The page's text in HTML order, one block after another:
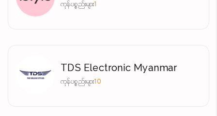
ကုန်ပစ္စည်းများ
TDS Electronic Myanmar
ကုန်ပစ္စည်းများ 10